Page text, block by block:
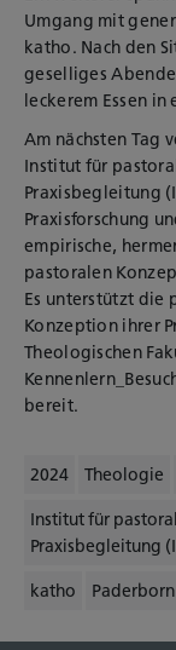
Umgang mit
katho. Nach den
geselliges
leckerem Essen
Am nächsten Tag
Institut für
Praxisbegleitung
Praxisforschung
empirische,
pastoralen
Es unterstützt die
Konzeption ihrer
Theologischen
bereit.
2024 Theologie
Institut für
Praxisbegleitung
katho Paderborn